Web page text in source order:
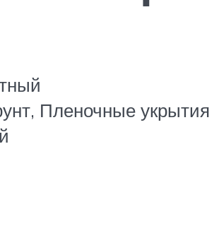
Пленочные укрытия